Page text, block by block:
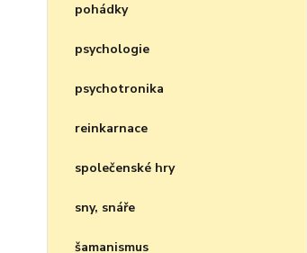
pohádky
psychologie
psychotronika
reinkarnace
společenské hry
sny, snáře
šamanismus